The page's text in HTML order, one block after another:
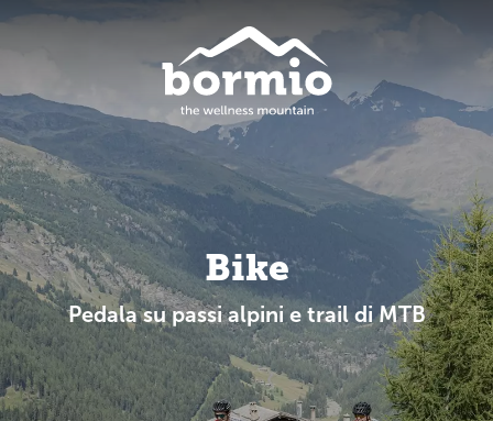
Bike
Pedala su passi alpini e trail di MTB